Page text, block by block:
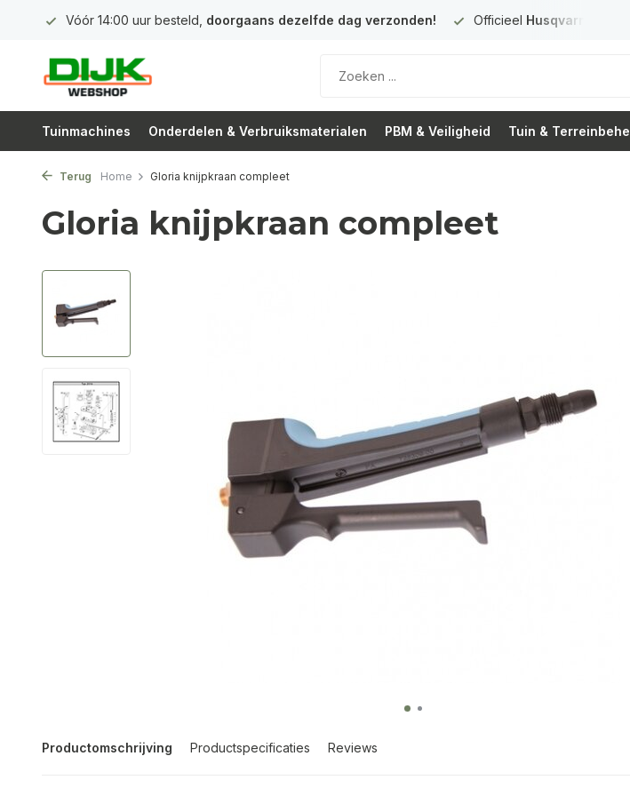
Vóór 14:00 uur besteld, doorgaans dezelfde dag verzonden! Officieel Husqvarna
Tuinmachines Onderdelen & Verbruiksmaterialen PBM & Veiligheid Tuin &
Terug Home Gloria knijpkraan compleet
Gloria knijpkraan compleet
Productomschrijving Productspecificaties Reviews